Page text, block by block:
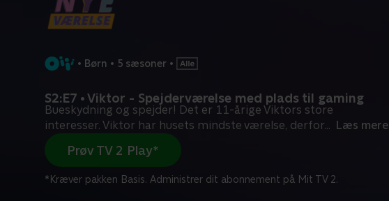
• Børn • 5 sæsoner •
S2:E7 • Viktor - Spejderværelse med plads til gaming
Bueskydning og spejder! Det er 11-årige Viktors store
interesser. Viktor har husets mindste værelse, derfor... Læs mere
Prøv TV 2 Play*
*Kræver pakken Basis. Administrer dit abonnement på Mit TV 2.